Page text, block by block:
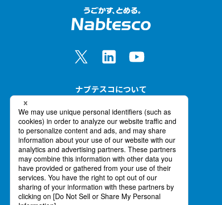
ナブテスコについて
事業紹介
イノベーション
ニュース
採用情報